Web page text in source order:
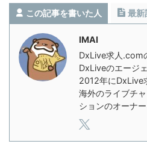
この記事を書いた人 最新
IMAI
DxLive求人.com
DxLiveのエージ
2012年にDxLive
海外のライブチ
ションのオーナー